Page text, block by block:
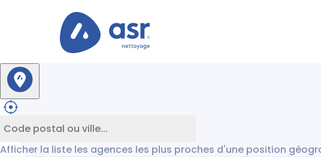
Afficher la liste les agences les plus proches d'une position